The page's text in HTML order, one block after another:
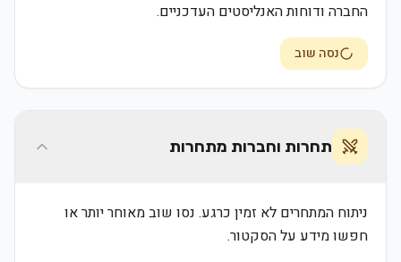
החברה ודוחות האנליסטים העדכניים.
נסה שוב
תחרות וחברות מתחרות
ניתוח המתחרים לא זמין כרגע. נסו שוב מאוחר יותר או
חפשו מידע על הסקטור.